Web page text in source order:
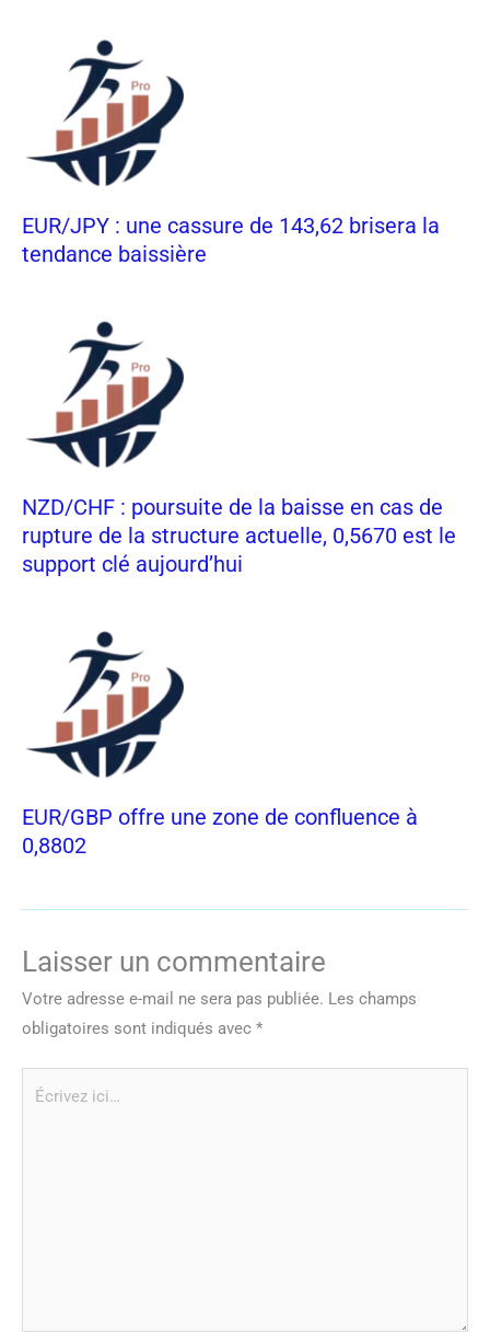
EUR/JPY : une cassure de 143,62 brisera la
tendance baissière
NZD/CHF : poursuite de la baisse en cas de
rupture de la structure actuelle, 0,5670 est le
support clé aujourd’hui
EUR/GBP offre une zone de confluence à
0,8802
Laisser un commentaire
Votre adresse e-mail ne sera pas publiée. Les champs
obligatoires sont indiqués avec *